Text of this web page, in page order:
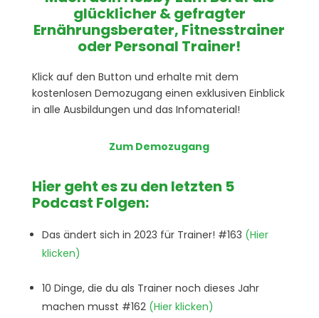
glücklicher & gefragter
Ernährungsberater, Fitnesstrainer
oder Personal Trainer!
Klick auf den Button und erhalte mit dem
kostenlosen Demozugang einen exklusiven Einblick
in alle Ausbildungen und das Infomaterial!
Zum Demozugang
Hier geht es zu den letzten 5
Podcast Folgen:
Das ändert sich in 2023 für Trainer! #163 (Hier
klicken)
10 Dinge, die du als Trainer noch dieses Jahr
machen musst #162 (Hier klicken)